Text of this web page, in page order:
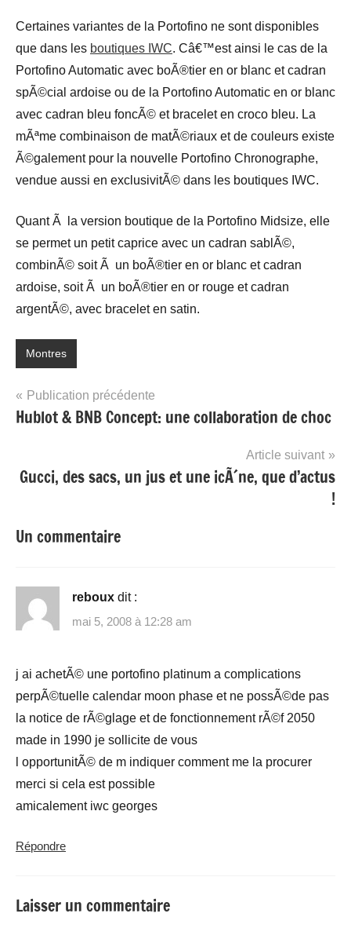
Certaines variantes de la Portofino ne sont disponibles
que dans les boutiques IWC. Câ€™est ainsi le cas de la
Portofino Automatic avec boÃ®tier en or blanc et cadran
spÃ©cial ardoise ou de la Portofino Automatic en or blanc
avec cadran bleu foncÃ© et bracelet en croco bleu. La
mÃªme combinaison de matÃ©riaux et de couleurs existe
Ã©galement pour la nouvelle Portofino Chronographe,
vendue aussi en exclusivitÃ© dans les boutiques IWC.
Quant Ã la version boutique de la Portofino Midsize, elle
se permet un petit caprice avec un cadran sablÃ©,
combinÃ© soit Ã un boÃ®tier en or blanc et cadran
ardoise, soit Ã un boÃ®tier en or rouge et cadran
argentÃ©, avec bracelet en satin.
Montres
Navigation
de
Publication précédente
Hublot & BNB Concept: une collaboration de choc
Article suivant
Gucci, des sacs, un jus et une icÃ´ne, que d’actus
!
Un commentaire
reboux dit :
mai 5, 2008 à 12:28 am
j ai achetÃ© une portofino platinum a complications
perpÃ©tuelle calendar moon phase et ne possÃ©de pas
la notice de rÃ©glage et de fonctionnement rÃ©f 2050
made in 1990 je sollicite de vous
l opportunitÃ© de m indiquer comment me la procurer
merci si cela est possible
amicalement iwc georges
Répondre
Laisser un commentaire